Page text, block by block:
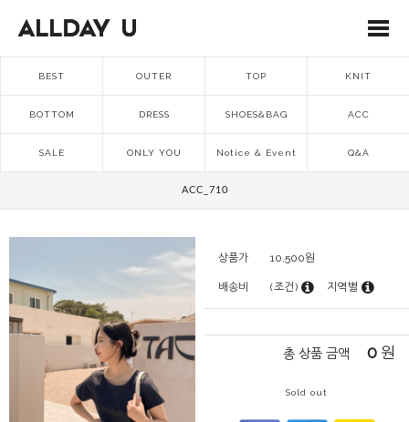
BEST OUTER TOP KNIT
BOTTOM DRESS SHOES&BAG ACC
SALE ONLY YOU Notice & Event Q&A
ACC_710
상품가 10,500원
배송비 (조건) 지역별
총 상품 금액 0 원
Sold out